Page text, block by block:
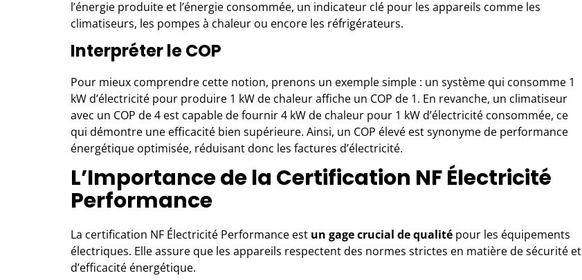
l’énergie produite et l’énergie consommée, un indicateur clé pour les appareils comme les
climatiseurs, les pompes à chaleur ou encore les réfrigérateurs.
Interpréter le COP
Pour mieux comprendre cette notion, prenons un exemple simple : un système qui consomme 1
kW d’électricité pour produire 1 kW de chaleur affiche un COP de 1. En revanche, un climatiseur
avec un COP de 4 est capable de fournir 4 kW de chaleur pour 1 kW d’électricité consommée, ce
qui démontre une efficacité bien supérieure. Ainsi, un COP élevé est synonyme de performance
énergétique optimisée, réduisant donc les factures d’électricité.
L’Importance de la Certification NF Électricité
Performance
La certification NF Électricité Performance est un gage crucial de qualité pour les équipements
électriques. Elle assure que les appareils respectent des normes strictes en matière de sécurité et
d’efficacité énergétique.